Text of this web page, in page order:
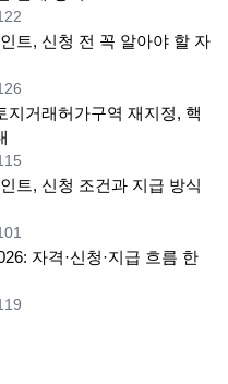
트, 신청 전 꼭 알아야 할 자
지거래허가구역 재지정, 핵
트, 신청 조건과 지급 방식
자격·신청·지급 흐름 한